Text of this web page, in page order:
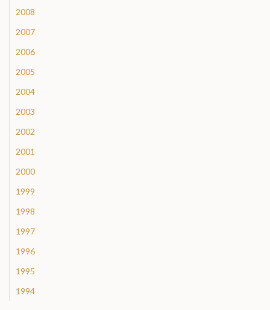
2008
2007
2006
2005
2004
2003
2002
2001
2000
1999
1998
1997
1996
1995
1994